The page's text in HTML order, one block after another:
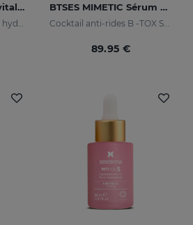
C-VIT Gel-Crème Revitalisant
Gel-crème antioxydant, hydratane, anti-rides et illuminateur
BTSES MIMETIC Sérum Anti-Rides D'expression
Cocktail anti-rides B -TOX SYSTEM +
89.95 €